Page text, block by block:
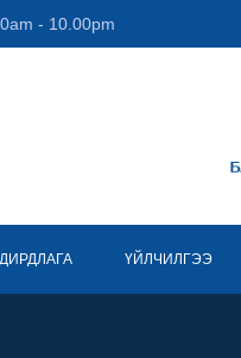
- 10.00pm
ҮЙЛЧИЛГЭЭ